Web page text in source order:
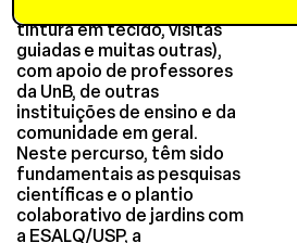
tintura em tecido, visitas
guiadas e muitas outras),
com apoio de professores
da UnB, de outras
instituições de ensino e da
comunidade em geral.
Neste percurso, têm sido
fundamentais as pesquisas
científicas e o plantio
colaborativo de jardins com
a ESALQ/USP, a